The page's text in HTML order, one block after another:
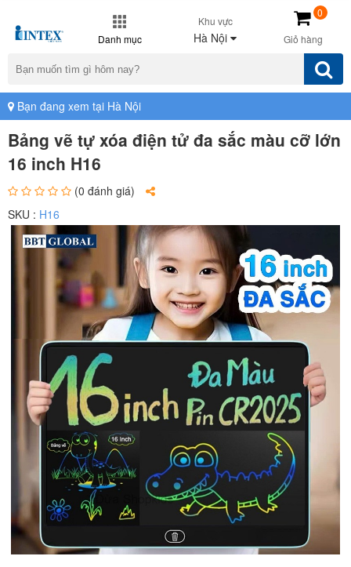
Danh mục
Khu vực
Hà Nội Giỏ hàng
0
Bạn đang xem tại Hà Nội
Bảng vẽ tự xóa điện tử đa sắc màu cỡ lớn
16 inch H16
(0 đánh giá)
SKU : H16